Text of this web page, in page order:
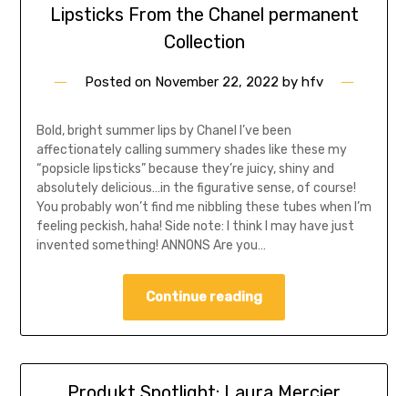
Lipsticks From the Chanel permanent
Collection
Posted on November 22, 2022 by hfv
Bold, bright summer lips by Chanel I’ve been
affectionately calling summery shades like these my
“popsicle lipsticks” because they’re juicy, shiny and
absolutely delicious…in the figurative sense, of course!
You probably won’t find me nibbling these tubes when I’m
feeling peckish, haha! Side note: I think I may have just
invented something! ANNONS Are you…
Continue reading